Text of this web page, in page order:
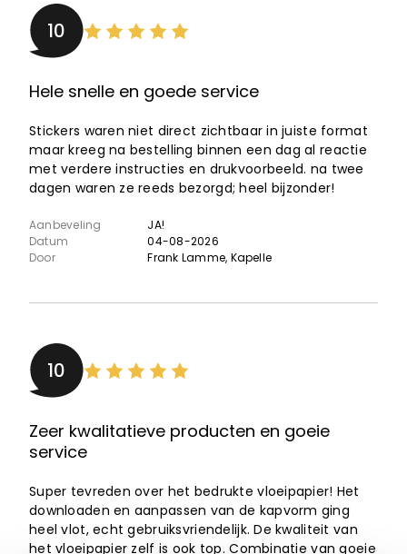
10
Hele snelle en goede service
Stickers waren niet direct zichtbaar in juiste format
maar kreeg na bestelling binnen een dag al reactie
met verdere instructies en drukvoorbeeld. na twee
dagen waren ze reeds bezorgd; heel bijzonder!
Aanbeveling
JA!
Datum
04-08-2026
Door
Frank Lamme, Kapelle
10
Zeer kwalitatieve producten en goeie
service
Super tevreden over het bedrukte vloeipapier! Het
downloaden en aanpassen van de kapvorm ging
heel vlot, echt gebruiksvriendelijk. De kwaliteit van
het vloeipapier zelf is ook top. Combinatie van goeie